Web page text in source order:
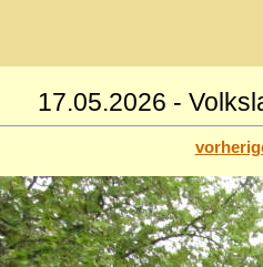
17.05.2026 -